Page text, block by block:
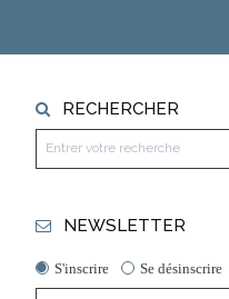
RECHERCHER
NEWSLETTER
S'inscrire Se désinscrire